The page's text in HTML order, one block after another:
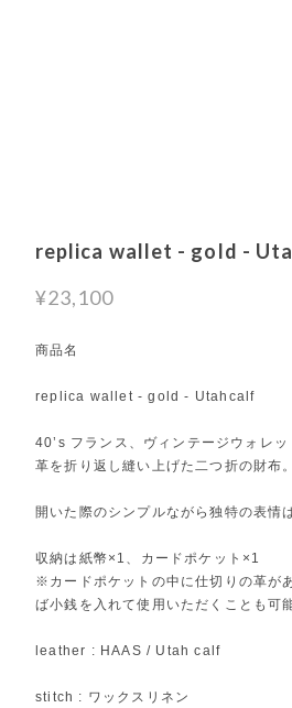
replica wallet - gold -
¥23,100
商品名
replica wallet - gold - Utahcalf
40’s フランス、ヴィンテージウォレ
革を折り返し縫い上げた二つ折の財布。
開いた際のシンプルながら独特の表情
収納は紙幣×1、カードポケット×1
※カードポケットの中に仕切りの革が
ば小銭を入れて使用いただくことも可
leather : HAAS / Utah calf
stitch : ワックスリネン